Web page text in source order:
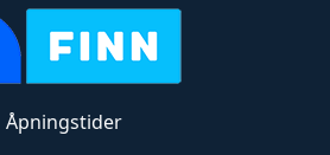
Åpningstider